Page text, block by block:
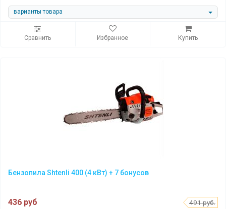
варианты товара
Сравнить Избранное Купить
Бензопила Shtenli 400 (4 кВт) + 7 бонусов
436 руб 491 руб.